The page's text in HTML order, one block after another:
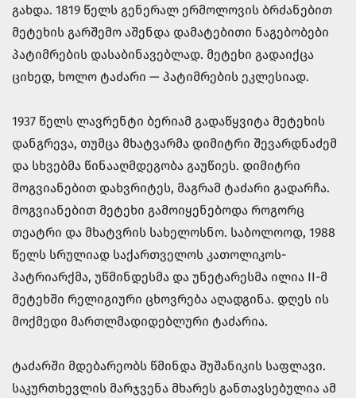
გახდა. 1819 წელს გენერალ ერმოლოვის ბრძანებით
მეტეხის გარშემო აშენდა დამატებითი ნაგებობები
პატიმრების დასაბინავებლად. მეტეხი გადაიქცა
ციხედ, ხოლო ტაძარი — პატიმრების ეკლესიად.
1937 წელს ლავრენტი ბერიამ გადაწყვიტა მეტეხის
დანგრევა, თუმცა მხატვარმა დიმიტრი შევარდნაძემ
და სხვებმა წინააღმდეგობა გაუწიეს. დიმიტრი
მოგვიანებით დახვრიტეს, მაგრამ ტაძარი გადარჩა.
მოგვიანებით მეტეხი გამოიყენებოდა როგორც
თეატრი და მხატვრის სახელოსნო. საბოლოოდ, 1988
წელს სრულიად საქართველოს კათოლიკოს-
პატრიარქმა, უწმინდესმა და უნეტარესმა ილია II-მ
მეტეხში რელიგიური ცხოვრება აღადგინა. დღეს ის
მოქმედი მართლმადიდებლური ტაძარია.
ტაძარში მდებარეობს წმინდა შუშანიკის საფლავი.
საკურთხევლის მარჯვენა მხარეს განთავსებულია ამ